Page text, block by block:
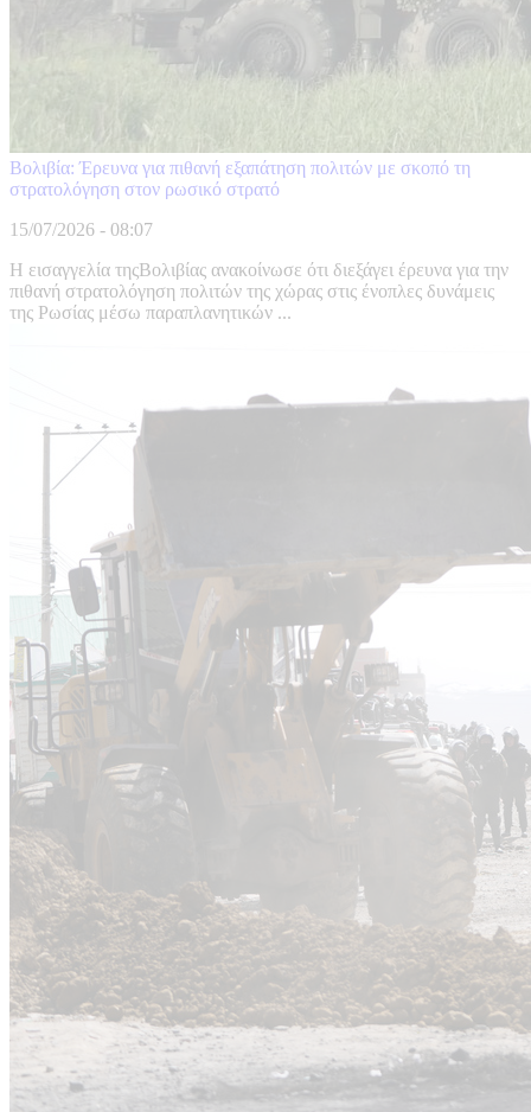
Βολιβία: Έρευνα για πιθανή εξαπάτηση πολιτών με σκοπό τη
στρατολόγηση στον ρωσικό στρατό
15/07/2026 - 08:07
Η εισαγγελία τηςΒολιβίας ανακοίνωσε ότι διεξάγει έρευνα για την
πιθανή στρατολόγηση πολιτών της χώρας στις ένοπλες δυνάμεις
της Ρωσίας μέσω παραπλανητικών ...